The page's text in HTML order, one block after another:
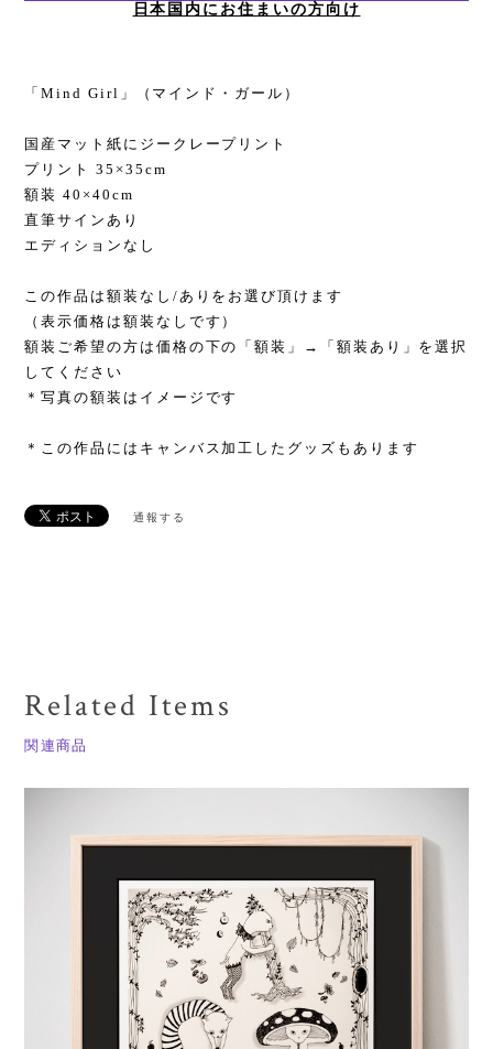
日本国内にお住まいの方向け
「Mind Girl」（マインド・ガール）
国産マット紙にジークレープリント
プリント 35×35cm
額装 40×40cm
直筆サインあり
エディションなし
この作品は額装なし/ありをお選び頂けます
（表示価格は額装なしです）
額装ご希望の方は価格の下の「額装」→「額装あり」を選択
してください
＊写真の額装はイメージです
＊この作品にはキャンバス加工したグッズもあります
通報する
Related Items
関連商品